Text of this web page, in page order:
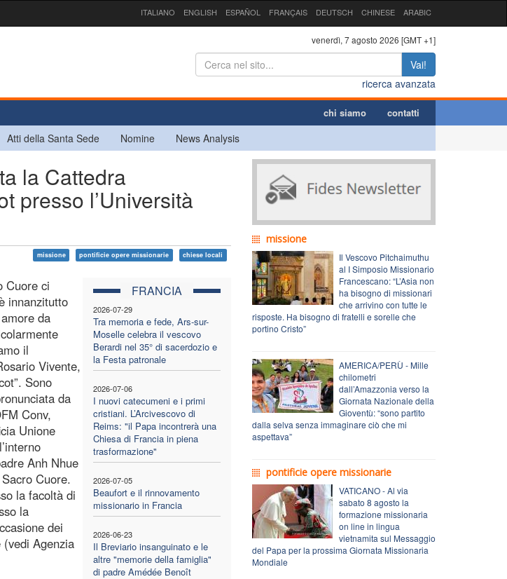
ITALIANO ENGLISH ESPAÑOL FRANÇAIS DEUTSCH CHINESE ARABIC
venerdì, 7 agosto 2026 [GMT +1]
Vai!
ricerca avanzata
chi siamo contatti
Atti della Santa Sede Nomine News Analysis
la Cattedra
presso l’Università
missione pontificie opere missionarie chiese locali
FRANCIA
2026-07-29
Tra memoria e fede, Ars-sur-
Moselle celebra il vescovo
Berardi nel 35° di sacerdozio e
la Festa patronale
2026-07-06
I nuovi catecumeni e i primi
cristiani. L’Arcivescovo di
Reims: "il Papa incontrerà una
Chiesa di Francia in piena
trasformazione"
2026-07-05
Beaufort e il rinnovamento
missionario in Francia
2026-06-23
Il Breviario insanguinato e le
altre "memorie della famiglia"
di padre Amédée Benoît
Cuore ci
innanzitutto
da
il
Vivente,
Sono
da
Conv,
Unione
Anh Nhue
Cuore.
la facoltà di
la
dei
Agenzia
missione
Il Vescovo Pitchaimuthu
al I Simposio Missionario
Francescano: “L’Asia non
ha bisogno di missionari
che arrivino con tutte le
risposte. Ha bisogno di fratelli e sorelle che
portino Cristo”
AMERICA/PERÙ - Mille
chilometri
dall’Amazzonia verso la
Giornata Nazionale della
Gioventù: “sono partito
dalla selva senza immaginare ciò che mi
aspettava”
pontificie opere missionarie
VATICANO - Al via
sabato 8 agosto la
formazione missionaria
on line in lingua
vietnamita sul Messaggio
del Papa per la prossima Giornata Missionaria
Mondiale